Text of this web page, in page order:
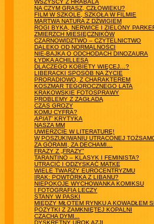
WSZYSCY Z HRABALA
NA CZYM GRASZ, CZŁOWIEKU?
FILM W SZKOLE, SZKOŁA W FILMIE
MARTWA NATURA Z DŹWIGIEM
ROGI BYKA, NERWICE I ZIELONY
ZMIERZCH MIESIĘCZNIKÓW
CZARNOWIDZTWO – CZYTELNICTWO
DALEKO OD NORMALNOŚCI
NIE-BAJKA O ODCHODACH DINOZAURA
ŁYDKA ACHILLESA
DLACZEGO KOBIETY WIĘCEJ…?
LIBERACKI SPOSÓB NA ŻYCIE
PRORADIOWO, Z CHARAKTEREM
KOSZMAR TEGOROCZNEGO LATA
KRAKOWSKIE FOTOSPRAWY
PROBLEMY Z ZAGŁADĄ
CZAS GROZY
KOMU CYFRA?
APIAT’KRYTYKA
NASZA MM
UWIERZCIE W LITERATURĘ!
W POSZUKIWANIU UTRACONEJ
ZA GÓRAMI, ZA DECHAMI…
FRAZY Z „FRAZY”
TARANTINO – KLASYK I FEMINISTA?
UTRACIĆ I ODZYSKAĆ MATKĘ
WIELE TWARZY EUROCENTRYZMU
IRAK: POWTÓRKA Z LIBANU?
NIEPOKOJE WYCHOWANKA KOMIKSU
I FOTOGRAFIA LECZY
STANY W PASKI
MIĘDZY MŁOTEM RYNKU A KOWADŁEM
POŻYTKI Z ZAMKNIĘTEJ KOPALNI
CZACHA DYMI...